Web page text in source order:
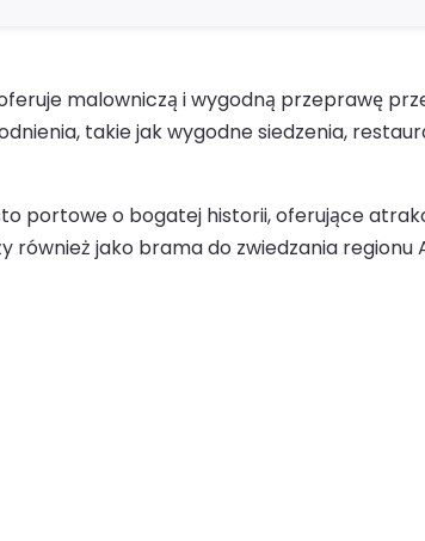
malowniczą i wygodną przeprawę
takie jak wygodne siedzenia,
portowe o bogatej historii, oferujące
również jako brama do zwiedzania